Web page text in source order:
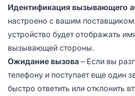
Идентификация вызывающего
настроено с вашим
устройство будет отображать
вызывающей стороны.
Ожидание вызова – Если вы
телефону и поступает еще один
быстро ответить или отклонить